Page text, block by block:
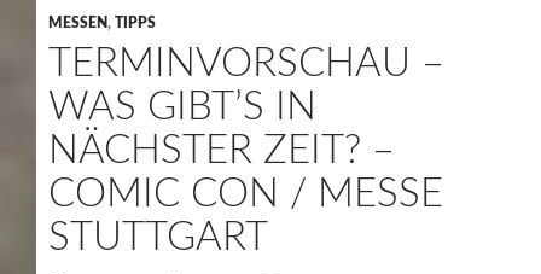
MESSEN, TIPPS
TERMINVORSCHAU –
WAS GIBT’S IN
NÄCHSTER ZEIT? –
COMIC CON / MESSE
STUTTGART